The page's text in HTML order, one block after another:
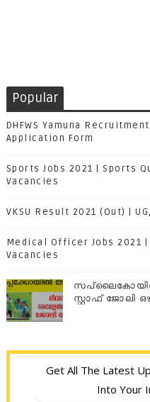
Popular
DHFWS Yamuna
Application Form
Sports Jobs 2021 | Sports
Vacancies
VKSU Result 2021 (Out) |
Medical Officer Jobs 2021 |
Vacancies
സ്റ്റാഫ് ജോലി
Get All The Latest
Into Your